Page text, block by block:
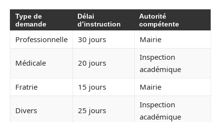
Type de
demande
Délai
d’instruction
Autorité
compétente
Professionnelle 30 jours Mairie
Médicale 20 jours
Inspection
académique
Fratrie
15 jours Mairie
Divers 25 jours
Inspection
académique